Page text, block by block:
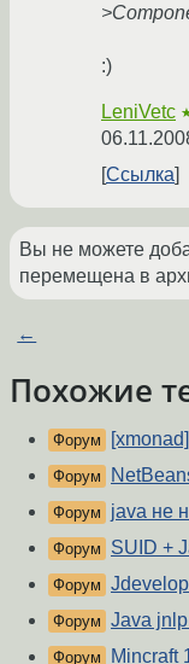
:)
LeniVetc
Ссылка
Вы не можете
перемещена в
←
Похожие
Форум
Форум
Форум java не
Форум SUID +
Форум
Форум Java
Форум Mincraft